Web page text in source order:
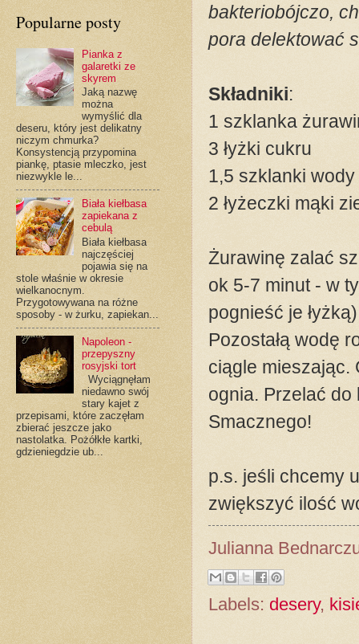
bakteriobójczo,
pora delektować
Składniki:
1 szklanka
3 łyżki cukru
1,5 szklanki wody
2 łyżeczki mąki
Żurawinę zalać
ok 5-7 minut - w
pognieść je
Pozostałą wodę
ciągle mieszając.
ognia. Przelać
Smacznego!
p.s. jeśli chcemy
zwiększyć ilość
Julianna
Labels: desery,
Popularne posty
Pianka z
galaretki ze
skyrem
Jaką nazwę
można
wymyślić dla
deseru, który jest delikatny
niczym chmurka?
Konsystencją przypomina
piankę, ptasie mleczko, jest
niezwykle le...
Biała kiełbasa
zapiekana z
cebulą
Biała kiełbasa
najczęściej
pojawia się na
stole właśnie w okresie
wielkanocnym.
Przygotowywana na różne
sposoby - w żurku, zapiekan...
Napoleon -
przepyszny
rosyjski tort
Wyciągnęłam
niedawno swój
stary kajet z
przepisami, które zaczęłam
zbierać jeszcze jako
nastolatka. Pożółkłe kartki,
gdzieniegdzie ub...